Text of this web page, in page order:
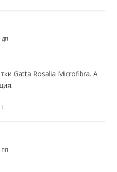
Gatta Rosalia Microfibra. А
↓